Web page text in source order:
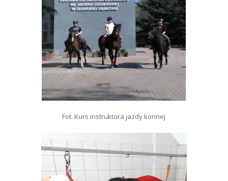
Fot. Kurs instruktora jazdy konnej